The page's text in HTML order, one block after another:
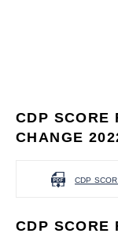
CDP SCORE
CHANGE
CDP
CDP SCORE